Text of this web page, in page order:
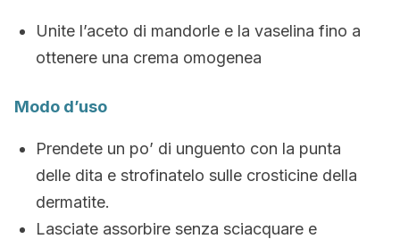
Unite l’aceto di mandorle e la vaselina fino a
ottenere una crema omogenea
Modo d’uso
Prendete un po’ di unguento con la punta
delle dita e strofinatelo sulle crosticine della
dermatite.
Lasciate assorbire senza sciacquare e